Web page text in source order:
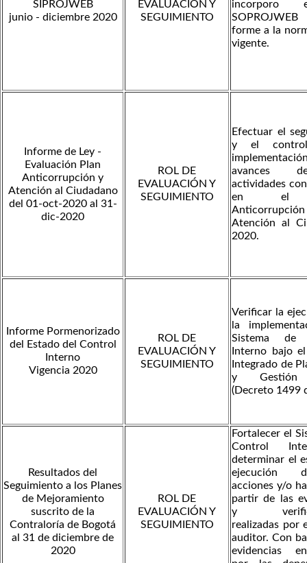
SIPROJWEB
junio - diciembre 2020
EVALUACIÓN Y
SEGUIMIENTO
forme a la
vigente.
Informe de Ley -
Evaluación Plan
Anticorrupción y
Atención al Ciudadano
del 01-oct-2020 al 31-
dic-2020
ROL DE
EVALUACIÓN Y
SEGUIMIENTO
Efectuar el
y el
avances
actividades
en el
Atención al
2020.
Informe Pormenorizado
del Estado del Control
Interno
Vigencia 2020
ROL DE
EVALUACIÓN Y
SEGUIMIENTO
Verificar la
la
Sistema de
Interno bajo
Integrado de
y Gestión
(Decreto 1499
Resultados del
Seguimiento a los Planes
de Mejoramiento
suscrito de la
Contraloría de Bogotá
al 31 de diciembre de
2020
ROL DE
EVALUACIÓN Y
SEGUIMIENTO
Fortalecer el
Control
determinar el
ejecución
acciones y/o
partir de las
y
realizadas por
auditor. Con
evidencias